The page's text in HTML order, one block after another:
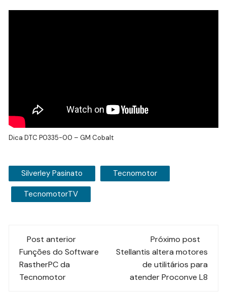
Dica DTC P0335-00 – GM Cobalt
Silverley Pasinato Tecnomotor
TecnomotorTV
Navegação
de
post
Post anterior
Funções do Software
RastherPC da
Tecnomotor
Próximo post
Stellantis altera motores
de utilitários para
atender Proconve L8